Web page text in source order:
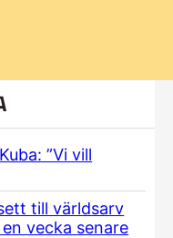
”Vi vill
till världsarv
vecka senare